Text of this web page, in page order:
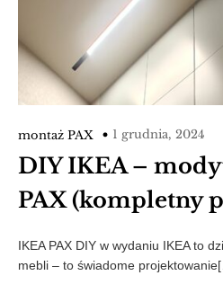
montaż PAX 1 grudnia, 2024
DIY IKEA –
PAX (kompletny
IKEA PAX DIY w wydaniu IKEA to
mebli – to świadome